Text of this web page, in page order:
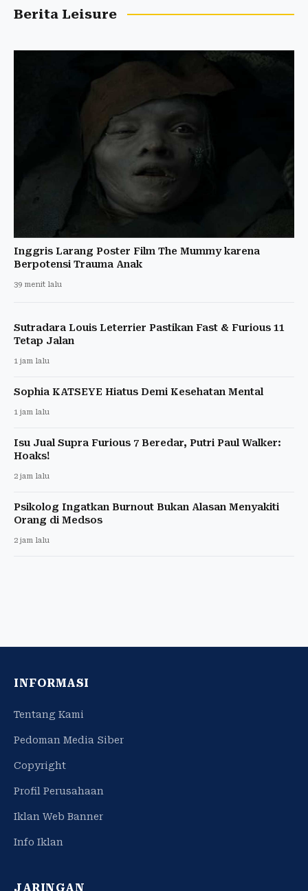
Berita Leisure
Inggris Larang Poster Film The Mummy karena
Berpotensi Trauma Anak
39 menit lalu
Sutradara Louis Leterrier Pastikan Fast & Furious 11
Tetap Jalan
1 jam lalu
Sophia KATSEYE Hiatus Demi Kesehatan Mental
1 jam lalu
Isu Jual Supra Furious 7 Beredar, Putri Paul Walker:
Hoaks!
2 jam lalu
Psikolog Ingatkan Burnout Bukan Alasan Menyakiti
Orang di Medsos
2 jam lalu
INFORMASI
Tentang Kami
Pedoman Media Siber
Copyright
Profil Perusahaan
Iklan Web Banner
Info Iklan
JARINGAN